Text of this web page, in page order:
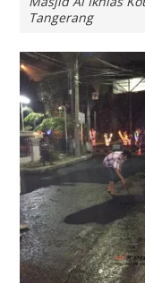
Tangerang